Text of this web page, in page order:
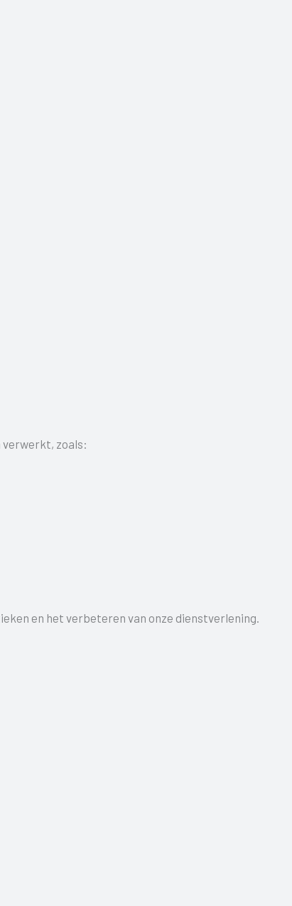
verwerkt, zoals:
en het verbeteren van onze dienstverlening.